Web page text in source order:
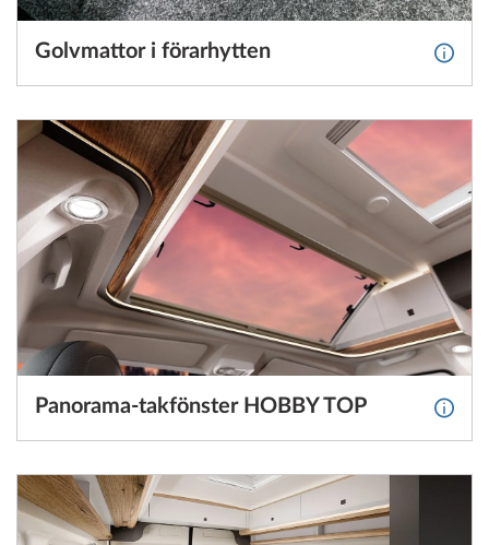
Golvmattor i förarhytten Mer
Panorama-takfönster HOBBY TOP Mer